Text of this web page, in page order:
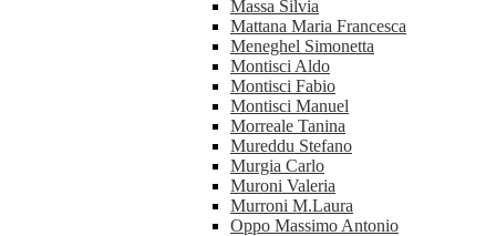
Massa Silvia
Mattana Maria Francesca
Meneghel Simonetta
Montisci Aldo
Montisci Fabio
Montisci Manuel
Morreale Tanina
Mureddu Stefano
Murgia Carlo
Muroni Valeria
Murroni M.Laura
Oppo Massimo Antonio